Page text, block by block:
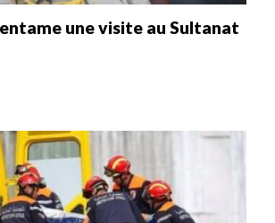
une visite au Sultanat